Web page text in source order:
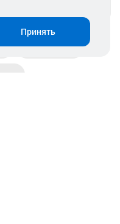
Магазины
Принять